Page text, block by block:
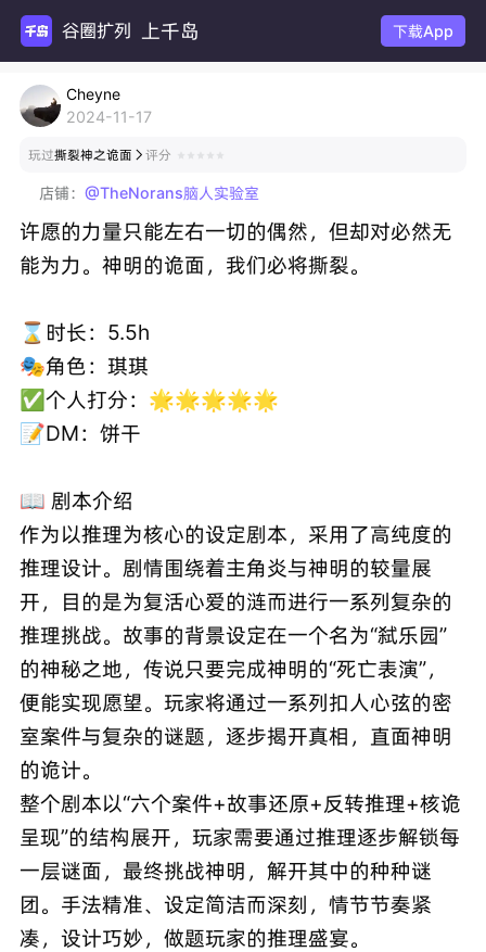
谷圈扩列 上千岛 下载App
Cheyne
2024-11-17
玩过撕裂神之诡面  评分
店铺： @TheNorans脑人实验室
许愿的力量只能左右一切的偶然，但却对必然无
能为力。神明的诡面，我们必将撕裂。
⌛️时长：5.5h
🎭角色：琪琪
✅个人打分：🌟🌟🌟🌟🌟
📝DM：饼干
📖 剧本介绍
作为以推理为核心的设定剧本，采用了高纯度的
推理设计。剧情围绕着主角炎与神明的较量展
开，目的是为复活心爱的涟而进行一系列复杂的
推理挑战。故事的背景设定在一个名为“弑乐园”
的神秘之地，传说只要完成神明的“死亡表演”，
便能实现愿望。玩家将通过一系列扣人心弦的密
室案件与复杂的谜题，逐步揭开真相，直面神明
的诡计。
整个剧本以“六个案件+故事还原+反转推理+核诡
呈现”的结构展开，玩家需要通过推理逐步解锁每
一层谜面，最终挑战神明，解开其中的种种谜
团。手法精准、设定简洁而深刻，情节节奏紧
凑，设计巧妙，做题玩家的推理盛宴。